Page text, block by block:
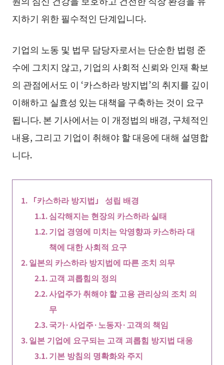
지하기 위한 필수적인 단계입니다.
기업의 노동 및 법무 담당자로서는 단순한 법령 준
수에 그치지 않고, 기업의 사회적 신뢰와 인재 확보
의 관점에서도 이 ‘카스하라 방지법’의 취지를 깊이
이해하고 실효성 있는 대책을 구축하는 것이 요구
됩니다. 본 기사에서는 이 개정법의 배경, 구체적인
내용, 그리고 기업이 취해야 할 대응에 대해 설명합
니다.
「카스하라 방지법」 성립 배경
심각해지는 현장의 카스하라 실태
기업 경영에 미치는 악영향과 카스하라 대
책에 대한 사회적 요구
일본의 카스하라 방지법에 따른 조치 의무
고객 괴롭힘의 정의
사업주가 취해야 할 고용 관리상의 조치 의
무
국가·사업주·노동자·고객의 책임
일본 기업에 요구되는 고객 괴롭힘 방지법 대응
기본 방침의 명확화와 주지